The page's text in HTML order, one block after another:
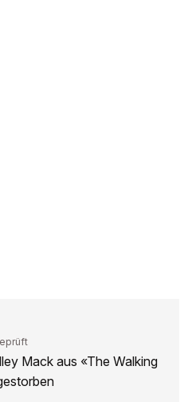
Mack aus «The Walking